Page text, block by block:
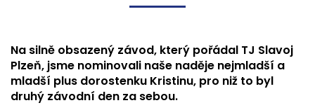
Na silně obsazený závod, který pořádal TJ Slavoj
Plzeň, jsme nominovali naše naděje nejmladší a
mladší plus dorostenku Kristinu, pro niž to byl
druhý závodní den za sebou.